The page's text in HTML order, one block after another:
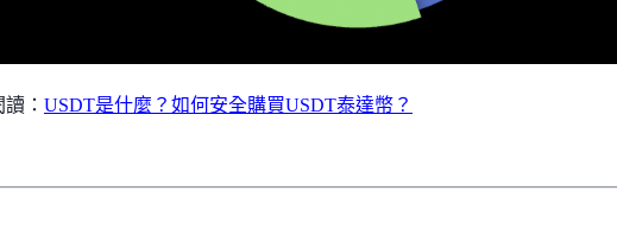
： USDT是什麼？如何安全購買USDT泰達幣？